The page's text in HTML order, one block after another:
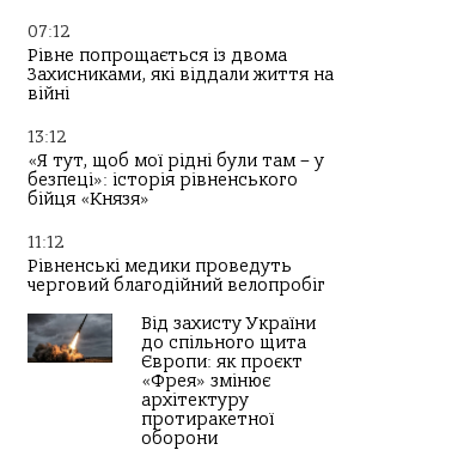
07:12
Рівне попрощається із двома
Захисниками, які віддали життя на
війні
13:12
«Я тут, щоб мої рідні були там – у
безпеці»: історія рівненського
бійця «Князя»
11:12
Рівненські медики проведуть
черговий благодійний велопробіг
Від захисту України
до спільного щита
Європи: як проєкт
«Фрея» змінює
архітектуру
протиракетної
оборони